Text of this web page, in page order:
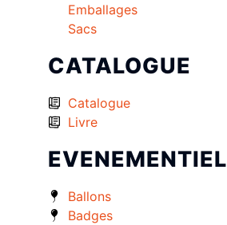
Emballages
Sacs
CATALOGUE
Catalogue
Livre
EVENEMENTIEL
Ballons
Badges